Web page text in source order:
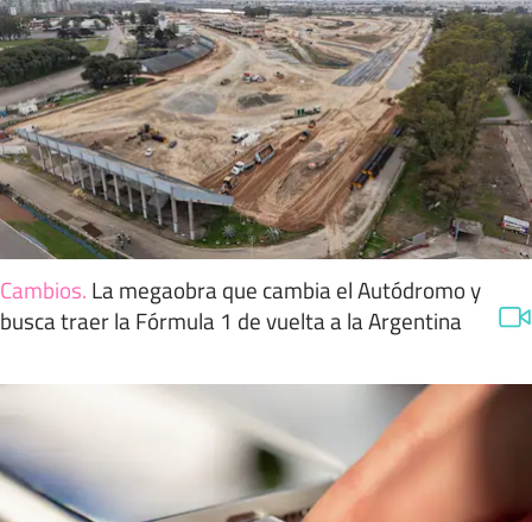
Cambios. La megaobra que cambia el Autódromo y
busca traer la Fórmula 1 de vuelta a la Argentina